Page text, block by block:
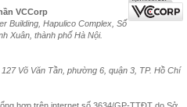
VCCorp
Building, Hapulico Complex, Số
Xuân, thành phố Hà Nội.
Võ Văn Tần, phường 6, quận 3, TP. Hồ Chí